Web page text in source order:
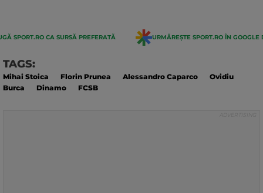
SPORT.RO CA SURSĂ PREFERATĂ URMĂREȘTE SPORT.RO ÎN GOOGLE
TAGS:
Mihai Stoica Florin Prunea Alessandro Caparco
Ovidiu
Burca
Dinamo FCSB